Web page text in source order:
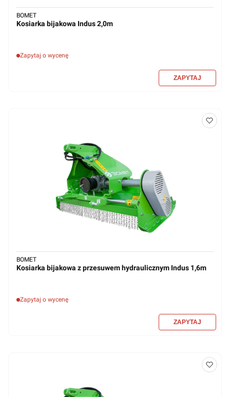
Kosiarka bijakowa Indus 2,0m
Zapytaj o wycenę
BOMET
Kosiarka bijakowa z przesuwem hydraulicznym Indus 1,6m
Zapytaj o wycenę
BOMET